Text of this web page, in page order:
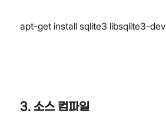
apt-get install sqlite3 libsqlite3-dev
3. 소스 컴파일